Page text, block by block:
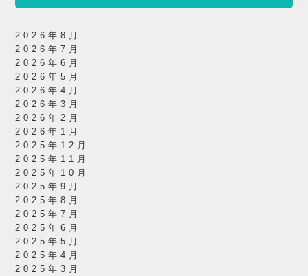
2026年8月
2026年7月
2026年6月
2026年5月
2026年4月
2026年3月
2026年2月
2026年1月
2025年12月
2025年11月
2025年10月
2025年9月
2025年8月
2025年7月
2025年6月
2025年5月
2025年4月
2025年3月